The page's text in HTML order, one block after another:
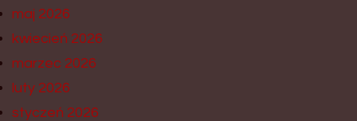
maj 2026
kwiecień 2026
marzec 2026
luty 2026
styczeń 2026